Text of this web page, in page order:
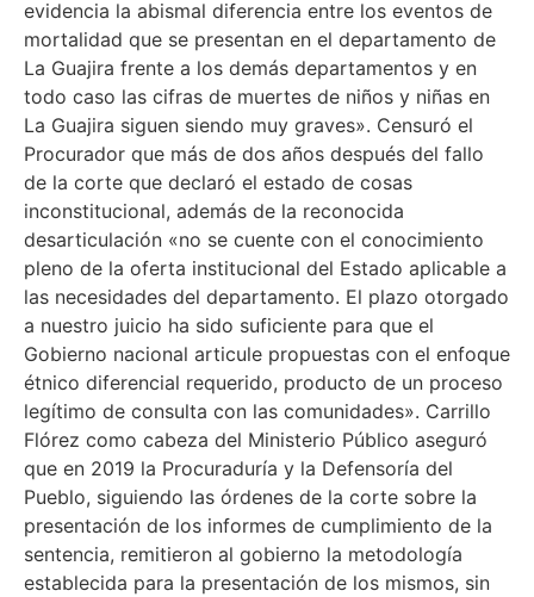
evidencia la abismal diferencia entre los eventos de
mortalidad que se presentan en el departamento de
La Guajira frente a los demás departamentos y en
todo caso las cifras de muertes de niños y niñas en
La Guajira siguen siendo muy graves». Censuró el
Procurador que más de dos años después del fallo
de la corte que declaró el estado de cosas
inconstitucional, además de la reconocida
desarticulación «no se cuente con el conocimiento
pleno de la oferta institucional del Estado aplicable a
las necesidades del departamento. El plazo otorgado
a nuestro juicio ha sido suficiente para que el
Gobierno nacional articule propuestas con el enfoque
étnico diferencial requerido, producto de un proceso
legítimo de consulta con las comunidades». Carrillo
Flórez como cabeza del Ministerio Público aseguró
que en 2019 la Procuraduría y la Defensoría del
Pueblo, siguiendo las órdenes de la corte sobre la
presentación de los informes de cumplimiento de la
sentencia, remitieron al gobierno la metodología
establecida para la presentación de los mismos, sin